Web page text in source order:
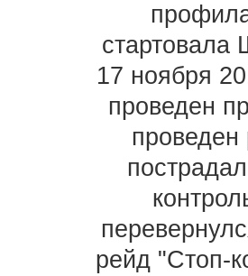
стартовала
17 ноября
проведен
проведен
рейд "Стоп-